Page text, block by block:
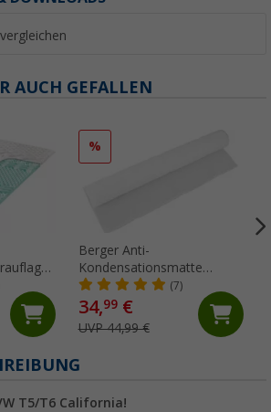
AUCH GEFALLEN
%
Berger Anti-
Kondensationsmatte
200x100cm
(7)
34,99€
UVP 44,99 €
T5/T6 California!